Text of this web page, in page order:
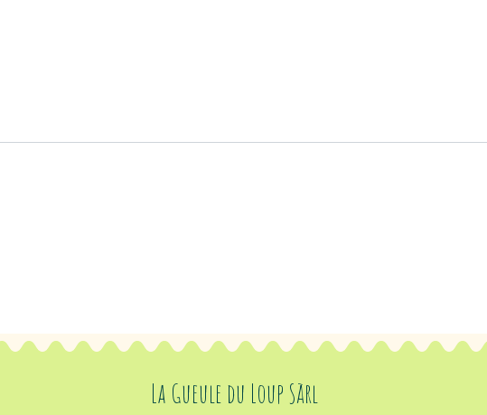
La Gueule du Loup Sàrl